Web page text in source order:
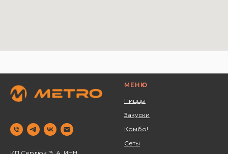
МЕНЮ
Пиццы
Закуски
Комбо!
Сеты